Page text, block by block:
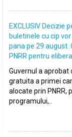
EXCLUSIV Decizie
buletinele cu cip
pana pe 29 august.
PNRR pentru
Guvernul a
gratuita a primei
alocate prin PNRR,
programului,..